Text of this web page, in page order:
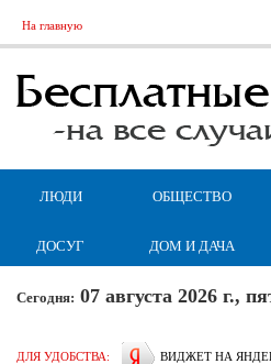
На главную
ЛЮДИ ОБЩЕСТВО
ДОСУГ ДОМ И ДАЧА
Сегодня: 07 августа 2026 г.,
ДЛЯ УДОБСТВА: ВИДЖЕТ НА